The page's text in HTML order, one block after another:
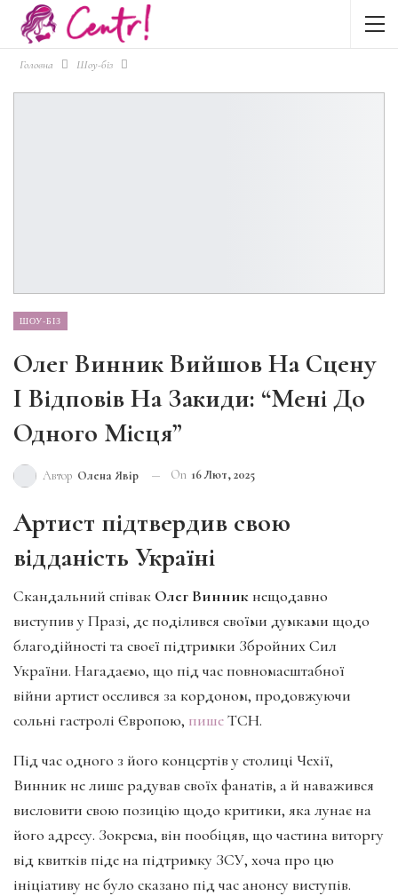
Головна Шоу-біз
ШОУ-БІЗ
Олег Винник Вийшов На Сцену
І Відповів На Закиди: “Мені До
Одного Місця”
Автор Олена Явір On 16 Лют, 2025
Артист підтвердив свою
відданість Україні
Скандальний співак Олег Винник нещодавно
виступив у Празі, де поділився своїми думками щодо
благодійності та своєї підтримки Збройних Сил
України. Нагадаємо, що під час повномасштабної
війни артист оселився за кордоном, продовжуючи
сольні гастролі Європою, пишеТСН.
Під час одного з його концертів у столиці Чехії,
Винник не лише радував своїх фанатів, а й наважився
висловити свою позицію щодо критики, яка лунає на
його адресу. Зокрема, він пообіцяв, що частина виторгу
від квитків піде на підтримку ЗСУ, хоча про цю
ініціативу не було сказано під час анонсу виступів.